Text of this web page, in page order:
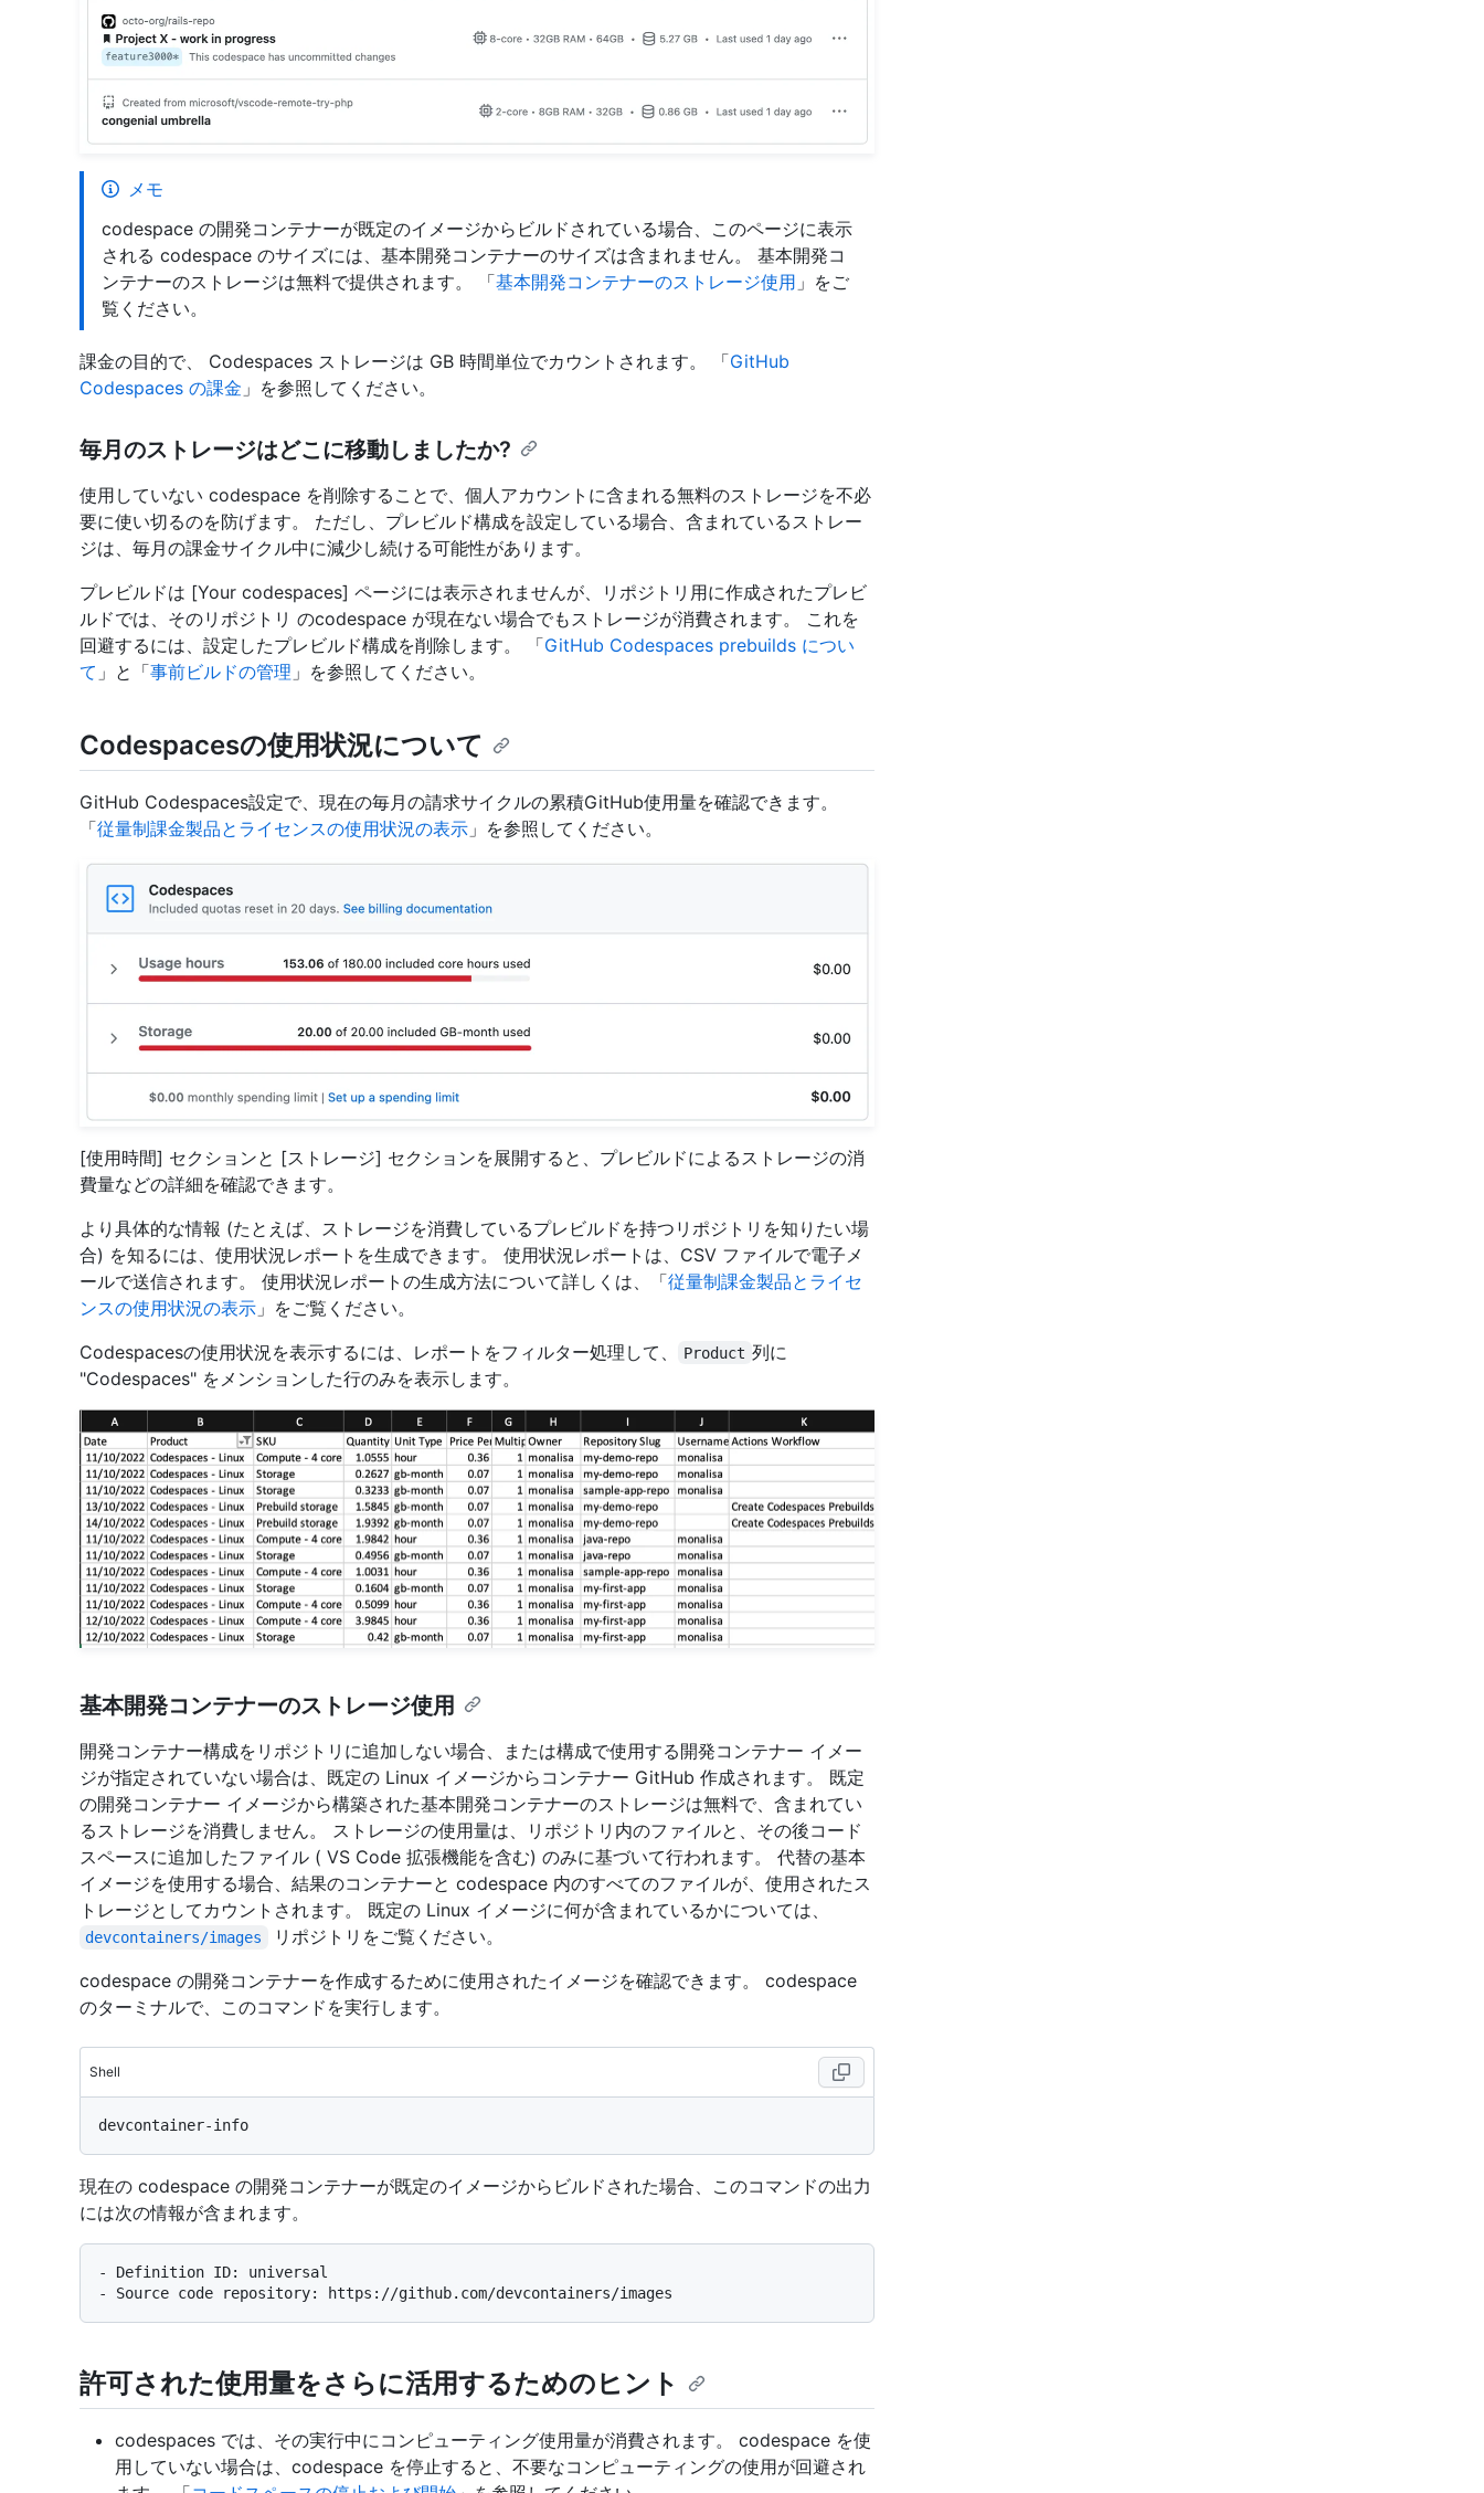
メモ
codespace の開発コンテナーが既定のイメージからビルドされている場合、このページに表示
される codespace のサイズには、基本開発コンテナーのサイズは含まれません。 基本開発コ
ンテナーのストレージは無料で提供されます。 「基本開発コンテナーのストレージ使用 」をご
覧ください。
課金の目的で、 Codespaces ストレージは GB 時間単位でカウントされます。 「GitHub
Codespaces の課金 」を参照してください。
毎月のストレージはどこに移動しましたか?
使用していない codespace を削除することで、個人アカウントに含まれる無料のストレージを不必
要に使い切るのを防げます。 ただし、プレビルド構成を設定している場合、含まれているストレー
ジは、毎月の課金サイクル中に減少し続ける可能性があります。
プレビルドは [Your codespaces] ページには表示されませんが、リポジトリ用に作成されたプレビ
ルドでは、そのリポジトリ のcodespace が現在ない場合でもストレージが消費されます。 これを
回避するには、設定したプレビルド構成を削除します。 「GitHub Codespaces prebuilds につい
て 」と「事前ビルドの管理 」を参照してください。
Codespacesの使用状況について
GitHub Codespaces設定で、現在の毎月の請求サイクルの累積GitHub使用量を確認できます。
「従量制課金製品とライセンスの使用状況の表示 」を参照してください。
[使用時間] セクションと [ストレージ] セクションを展開すると、プレビルドによるストレージの消
費量などの詳細を確認できます。
より具体的な情報 (たとえば、ストレージを消費しているプレビルドを持つリポジトリを知りたい場
合) を知るには、使用状況レポートを生成できます。 使用状況レポートは、CSV ファイルで電子メ
ールで送信されます。 使用状況レポートの生成方法について詳しくは、「従量制課金製品とライセ
ンスの使用状況の表示 」をご覧ください。
Codespacesの使用状況を表示するには、レポートをフィルター処理して、
Product 列に
"Codespaces" をメンションした行のみを表示します。
基本開発コンテナーのストレージ使用
開発コンテナー構成をリポジトリに追加しない場合、または構成で使用する開発コンテナー イメー
ジが指定されていない場合は、既定の Linux イメージからコンテナー GitHub 作成されます。 既定
の開発コンテナー イメージから構築された基本開発コンテナーのストレージは無料で、含まれてい
るストレージを消費しません。 ストレージの使用量は、リポジトリ内のファイルと、その後コード
スペースに追加したファイル ( VS Code 拡張機能を含む) のみに基づいて行われます。 代替の基本
イメージを使用する場合、結果のコンテナーと codespace 内のすべてのファイルが、使用されたス
トレージとしてカウントされます。 既定の Linux イメージに何が含まれているかについては、
devcontainers/images
リポジトリをご覧ください。
codespace の開発コンテナーを作成するために使用されたイメージを確認できます。 codespace
のターミナルで、このコマンドを実行します。
Shell
現在の codespace の開発コンテナーが既定のイメージからビルドされた場合、このコマンドの出力
には次の情報が含まれます。
- Definition ID: universal
許可された使用量をさらに活用するためのヒント
codespaces では、その実行中にコンピューティング使用量が消費されます。 codespace を使
用していない場合は、codespace を停止すると、不要なコンピューティングの使用が回避され